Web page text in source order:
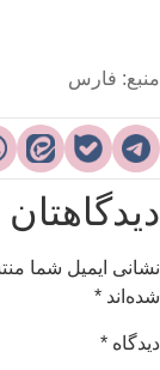
فارس
ایمیل شما
*
*